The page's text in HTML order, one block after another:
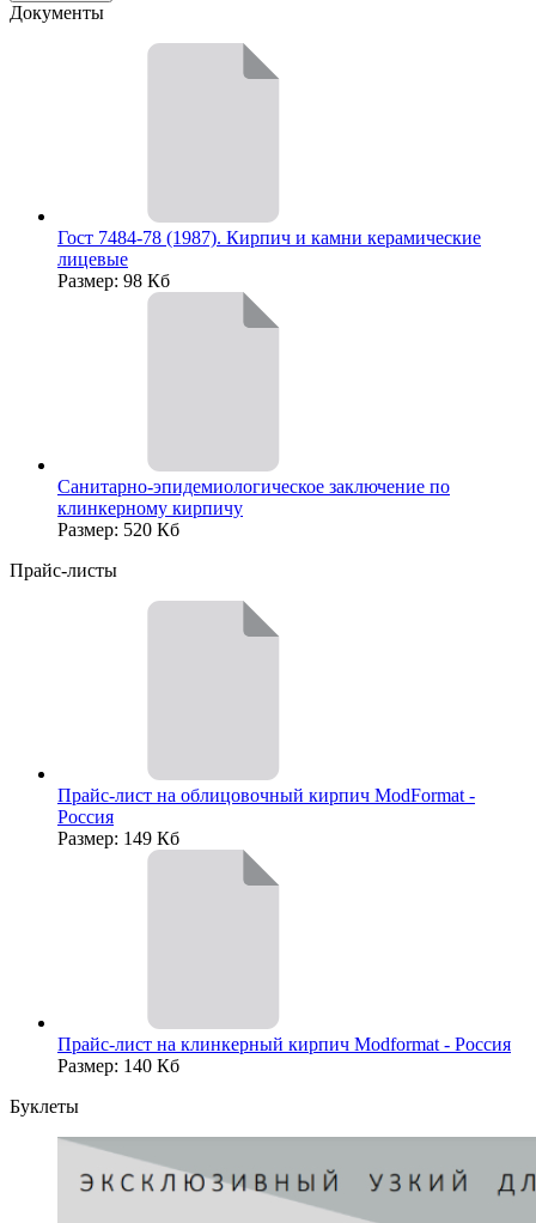
Документы
Гост 7484-78 (1987). Кирпич и камни керамические
лицевые
Размер: 98 Кб
Санитарно-эпидемиологическое заключение по
клинкерному кирпичу
Размер: 520 Кб
Прайс-листы
Прайс-лист на облицовочный кирпич ModFormat -
Россия
Размер: 149 Кб
Прайс-лист на клинкерный кирпич Modformat - Россия
Размер: 140 Кб
Буклеты